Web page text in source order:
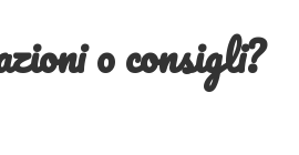
o consigli?